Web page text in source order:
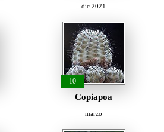
dic 2021
10
Copiapoa
marzo